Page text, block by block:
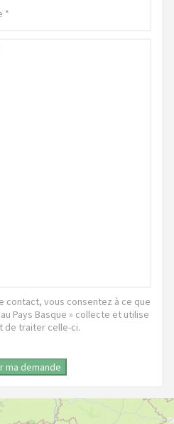
contact, vous consentez à ce que
Pays Basque » collecte et utilise
de traiter celle-ci.